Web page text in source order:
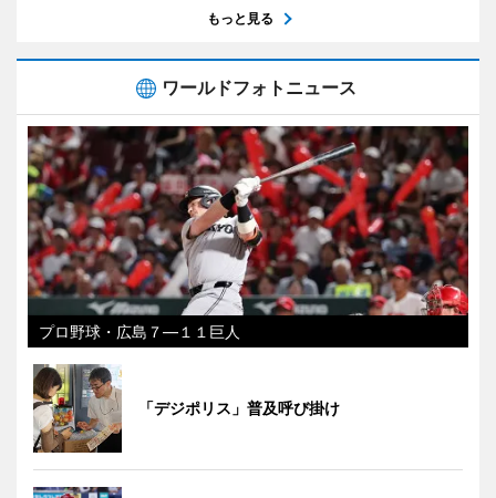
もっと見る
ワールドフォトニュース
プロ野球・広島７―１１巨人
「デジポリス」普及呼び掛け